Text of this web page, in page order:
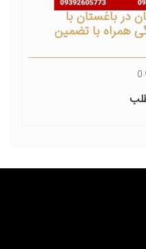
در باغستان با
همراه با تضمین